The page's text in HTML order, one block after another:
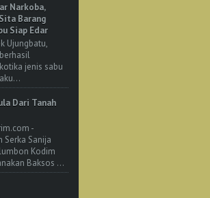
Narkoba,
Barang
Siap Edar
Ujungbatu,
jenis sabu
Dari Tanah
-
Serka Sanija
Kodim
Baksos ...